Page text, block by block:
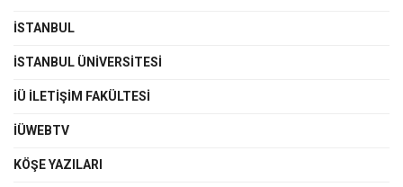
İSTANBUL
İSTANBUL ÜNIVERSITESI
İÜ İLETIŞIM FAKÜLTESI
İÜWEBTV
KÖŞE YAZILARI